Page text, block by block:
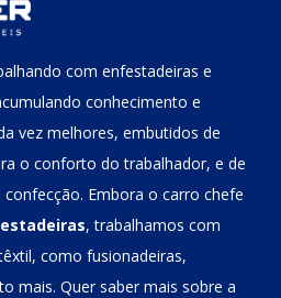
com enfestadeiras e
conhecimento e
vez melhores, embutidos de
o conforto do trabalhador, e de
Embora o carro chefe
, trabalhamos com
como fusionadeiras,
mais. Quer saber mais sobre a